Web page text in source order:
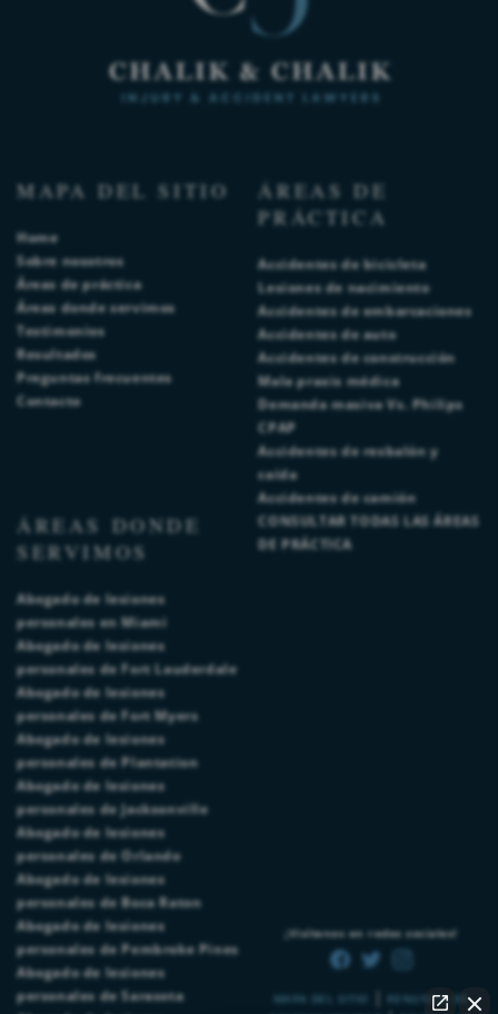
MAPA DEL SITIO
Home
Sobre nosotros
Áreas de práctica
Áreas donde servimos
Testimonios
Resultados
Preguntas frecuentes
Contacto
ÁREAS DE
PRÁCTICA
Accidentes de bicicleta
Lesiones de nacimiento
Accidentes de embarcaciones
Accidentes de auto
Accidentes de construcción
Mala praxis médica
Demanda masiva Vs. Philips
CPAP
Accidentes de resbalón y
caída
Accidentes de camión
CONSULTAR TODAS LAS ÁREAS
DE PRÁCTICA
ÁREAS DONDE
SERVIMOS
Abogado de lesiones
personales en Miami
Abogado de lesiones
personales de Fort Lauderdale
Abogado de lesiones
personales de Fort Myers
Abogado de lesiones
personales de Plantation
Abogado de lesiones
personales de Jacksonville
Abogado de lesiones
personales de Orlando
Abogado de lesiones
personales de Boca Raton
Abogado de lesiones
personales de Pembroke Pines
Abogado de lesiones
personales de Sarasota
MAPA DEL SITIO
RENUNCIA DE
¡Visítenos en redes sociales!